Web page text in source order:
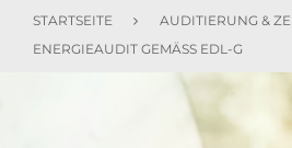
STARTSEITE
AUDITIERUNG &
ENERGIEAUDIT GEMÄSS EDL-G
Energieaudit